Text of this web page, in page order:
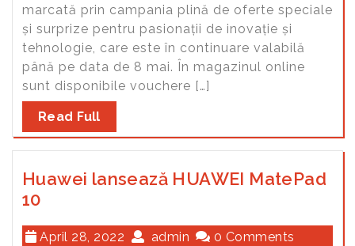
marcată prin campania plină de oferte speciale
și surprize pentru pasionații de inovație și
tehnologie, care este în continuare valabilă
până pe data de 8 mai. În magazinul online
sunt disponibile vouchere […]
Read Full
Huawei lansează HUAWEI MatePad
10
April 28, 2022 admin 0 Comments